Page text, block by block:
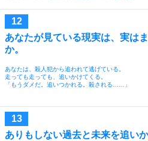
あなたが見ている現実は、実は
か。
あなたは、殺人犯から追われて逃げている。
走っても走っても、追いかけてくる。
「もうダメだ。追いつかれる。殺される……」
ありもしない過去と未来を追い